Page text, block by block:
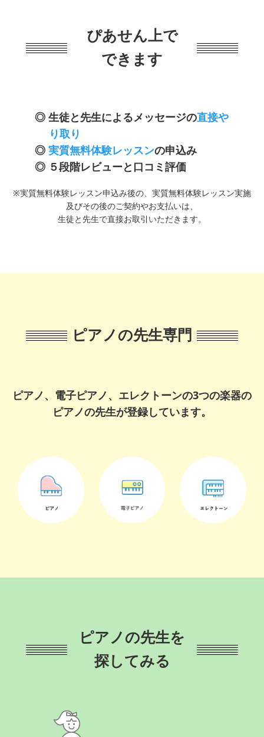
ぴあせん上で
できます
生徒と先生によるメッセージの直接や
り取り
実質無料体験レッスンの申込み
５段階レビューと口コミ評価
※実質無料体験レッスン申込み後の、実質無料体験レッスン実施
及びその後のご契約やお支払いは、
生徒と先生で直接お取引いただきます。
ピアノの先生専門
ピアノ、電子ピアノ、エレクトーンの3つの楽器の
ピアノの先生が登録しています。
ピアノの先生を
探してみる